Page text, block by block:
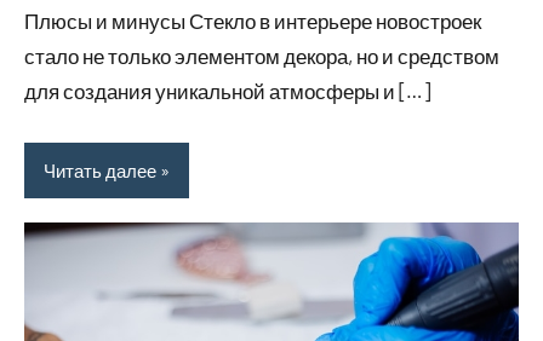
Плюсы и минусы Стекло в интерьере новостроек
стало не только элементом декора, но и средством
для создания уникальной атмосферы и […]
Читать далее